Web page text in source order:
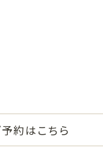
約はこちら